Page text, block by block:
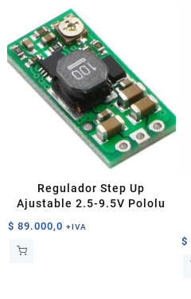
Regulador Step Up
Ajustable 2.5-9.5V Pololu
$ 89.000,0 +IVA
$